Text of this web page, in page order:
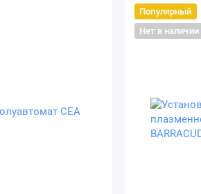
Популярный
Нет в наличии